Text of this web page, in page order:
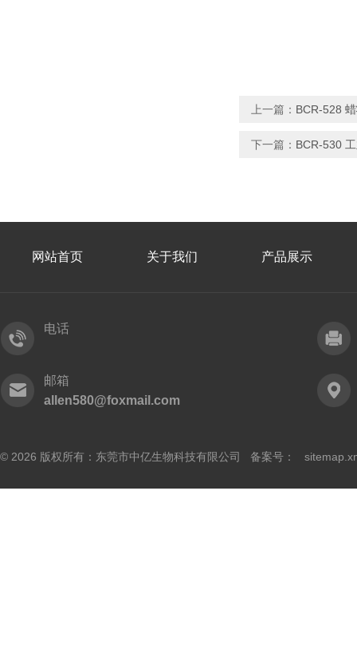
上一篇： BCR-528
下一篇： BCR-530
网站首页 关于我们 产品展示
电话
邮箱
allen580@foxmail.com
© 2026 版权所有：东莞市中亿生物科技有限公司 备案号：